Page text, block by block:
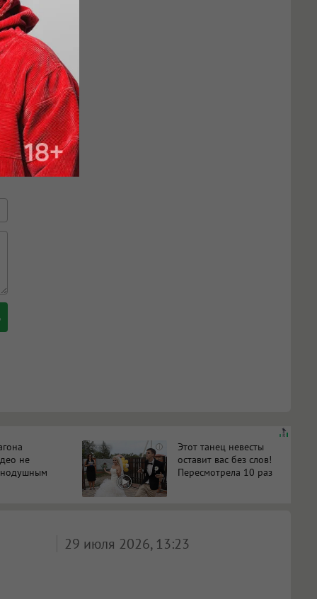
не
i
Этот танец невесты
оставит вас без слов!
Пересмотрела 10 раз
29 июля 2026, 13:23